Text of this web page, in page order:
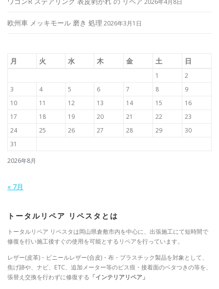
欧州車 メッキモール 磨き 処理 2026年3月1日
2026年8月
月 火 水 木 金 土 日
1
2
3
4 5 6 7 8
9
10
11 12 13 14 15
16
17
18 19 20 21 22
23
24
25 26 27 28 29
30
31
« 7月
トータルリペア リペスタとは
トータルリペア リペスタは岡山県倉敷市内を中心に、出張施工にて短時間で
修復を行い施工後すぐの使用を可能とするリペアを行っています。
レザー(皮革)・ビニールレザー(合皮)・布・プラスチック製品を対象として、
焦げ跡や、ナビ、ETC、追加メーター等のビス痕・接着面のベタつきの等を、
張替え交換を行わずに修復する 「インテリアリペア」